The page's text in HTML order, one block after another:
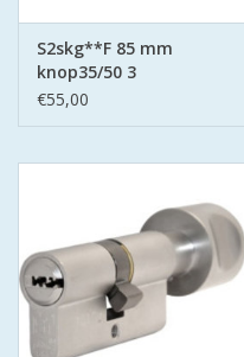
S2skg**F 85 mm
knop35/50 3
keersleutels
€55,00